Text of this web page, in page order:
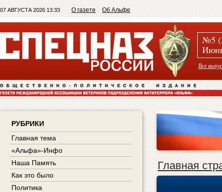
07 АВГУСТА 2026 13:33 О газете Об Альфе
№5
Все
РУБРИКИ
Главная тема
«Альфа»-Инфо
Наша Память
Как это было
Политика
Главная